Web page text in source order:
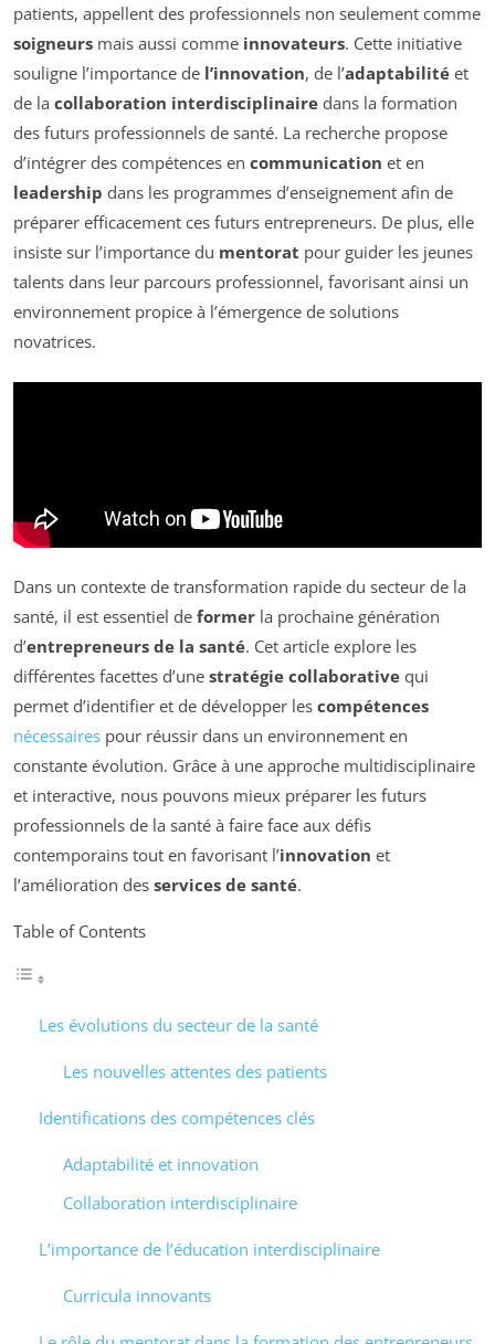
patients, appellent des professionnels non seulement comme
soigneurs mais aussi comme innovateurs. Cette initiative
souligne l’importance de l’innovation, de l’adaptabilité et
de la collaboration interdisciplinaire dans la formation
des futurs professionnels de santé. La recherche propose
d’intégrer des compétences en communication et en
leadership dans les programmes d’enseignement afin de
préparer efficacement ces futurs entrepreneurs. De plus, elle
insiste sur l’importance du mentorat pour guider les jeunes
talents dans leur parcours professionnel, favorisant ainsi un
environnement propice à l’émergence de solutions
novatrices.
Dans un contexte de transformation rapide du secteur de la
santé, il est essentiel de former la prochaine génération
d’entrepreneurs de la santé. Cet article explore les
différentes facettes d’une stratégie collaborative qui
permet d’identifier et de développer les compétences
nécessaires pour réussir dans un environnement en
constante évolution. Grâce à une approche multidisciplinaire
et interactive, nous pouvons mieux préparer les futurs
professionnels de la santé à faire face aux défis
contemporains tout en favorisant l’innovation et
l’amélioration des services de santé.
Table of Contents
Les évolutions du secteur de la santé
Les nouvelles attentes des patients
Identifications des compétences clés
Adaptabilité et innovation
Collaboration interdisciplinaire
L’importance de l’éducation interdisciplinaire
Curricula innovants